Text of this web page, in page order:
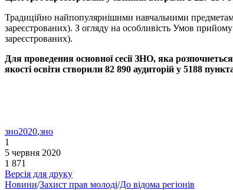
Традиційно найпопулярнішими навчальними
зареєстрованих). З огляду на особливість Умов
зареєстрованих).
Для проведення основної сесії ЗНО, яка
якості освіти створили 82 890 аудиторій у 5188
зно2020,зно
1
5 червня 2020
1 871
Версія для друку
Новини/Захист прав молоді/До відома регіонів